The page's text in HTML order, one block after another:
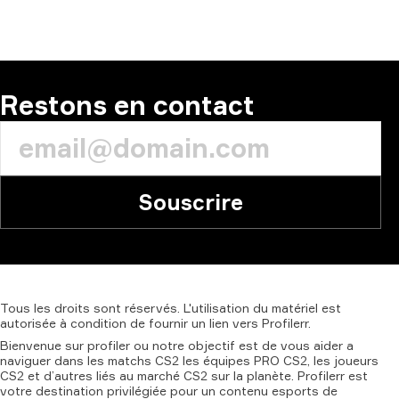
Restons en contact
Souscrire
Tous les droits sont réservés. L'utilisation du matériel est
autorisée à condition de fournir un lien vers Profilerr.
Bienvenue sur profiler ou notre objectif est de vous aider a
naviguer dans les matchs CS2 les équipes PRO CS2, les joueurs
CS2 et d’autres liés au marché CS2 sur la planète. Profilerr est
votre destination privilégiée pour un contenu esports de